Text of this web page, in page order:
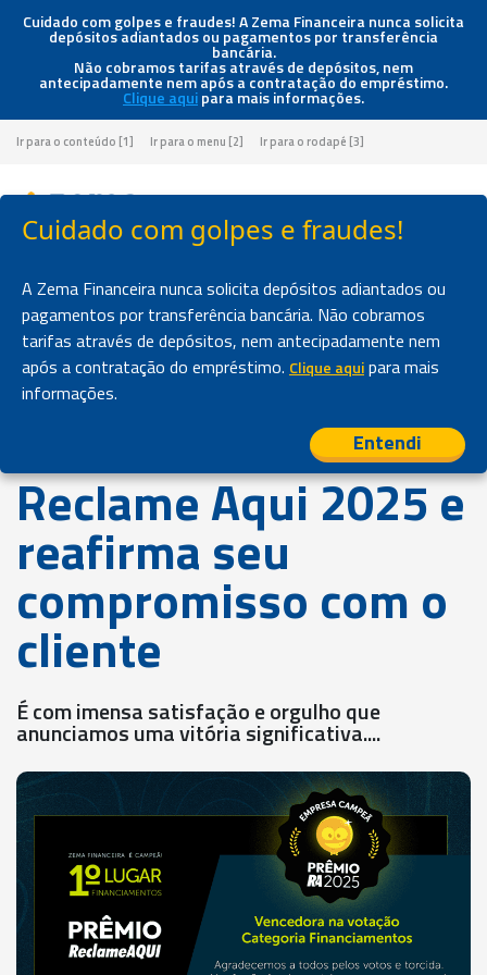
Cuidado com golpes e fraudes! A Zema Financeira nunca solicita
depósitos adiantados ou pagamentos por transferência
bancária.
Não cobramos tarifas através de depósitos, nem
antecipadamente nem após a contratação do empréstimo.
Clique aquipara mais informações.
Cuidado com golpes e fraudes!
A Zema Financeira nunca solicita depósitos adiantados ou
pagamentos por transferência bancária. Não cobramos
tarifas através de depósitos, nem antecipadamente nem
após a contratação do empréstimo. Clique aquipara mais
informações.
Entendi
Ir para o conteúdo [1] Ir para o menu [2] Ir para o rodapé [3]
Zema Financeira vence o Prêmio Reclame Aqui 2025 e reafirma seu
compromisso com o cliente
NOVIDADES
Zema Financeira
vence o Prêmio
Reclame Aqui 2025 e
reafirma seu
compromisso com o
cliente
É com imensa satisfação e orgulho que
anunciamos uma vitória significativa....